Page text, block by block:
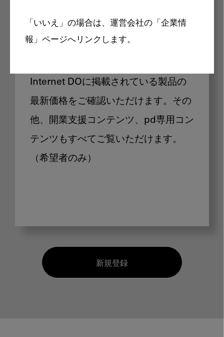
「いいえ」の場合は、運営会社の「企業情
報」ページへリンクします。
製品価格も閲覧可能
Internet DOに掲載されている製品の
最新価格をご確認いただけます。その
他、開業支援コンテンツ、pd専用コン
テンツもすべてご覧いただけます。
（希望者のみ）
新規登録